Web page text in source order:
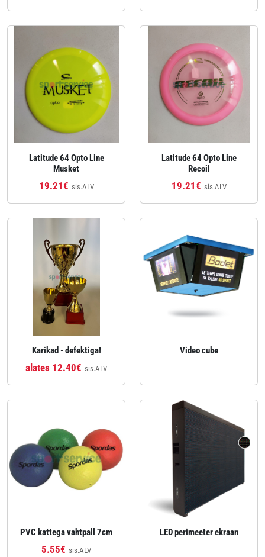
Latitude 64 Opto Line
Musket
19.21€ sis.ALV
Latitude 64 Opto Line
Recoil
19.21€ sis.ALV
Karikad - defektiga!
alates 12.40€ sis.ALV
Video cube
PVC kattega vahtpall 7cm
5.55€ sis.ALV
LED perimeeter ekraan